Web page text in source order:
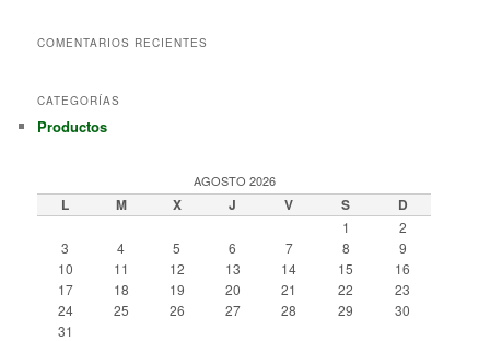
COMENTARIOS RECIENTES
CATEGORÍAS
Productos
AGOSTO 2026
L M X J V S D
1
2
3
4 5 6 7 8
9
10
11 12 13 14 15
16
17
18 19 20 21 22
23
24
25 26 27 28 29
30
31